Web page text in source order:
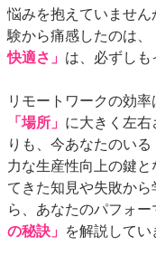
悩みを抱えていませ
験から痛感したのは、
快適さ」 は、必ずしも
リモートワークの効
「場所」 に大きく左
りも、今あなたのいる
力な生産性向上の鍵
てきた知見や失敗か
ら、あなたのパフォ
の秘訣」 を解説してい